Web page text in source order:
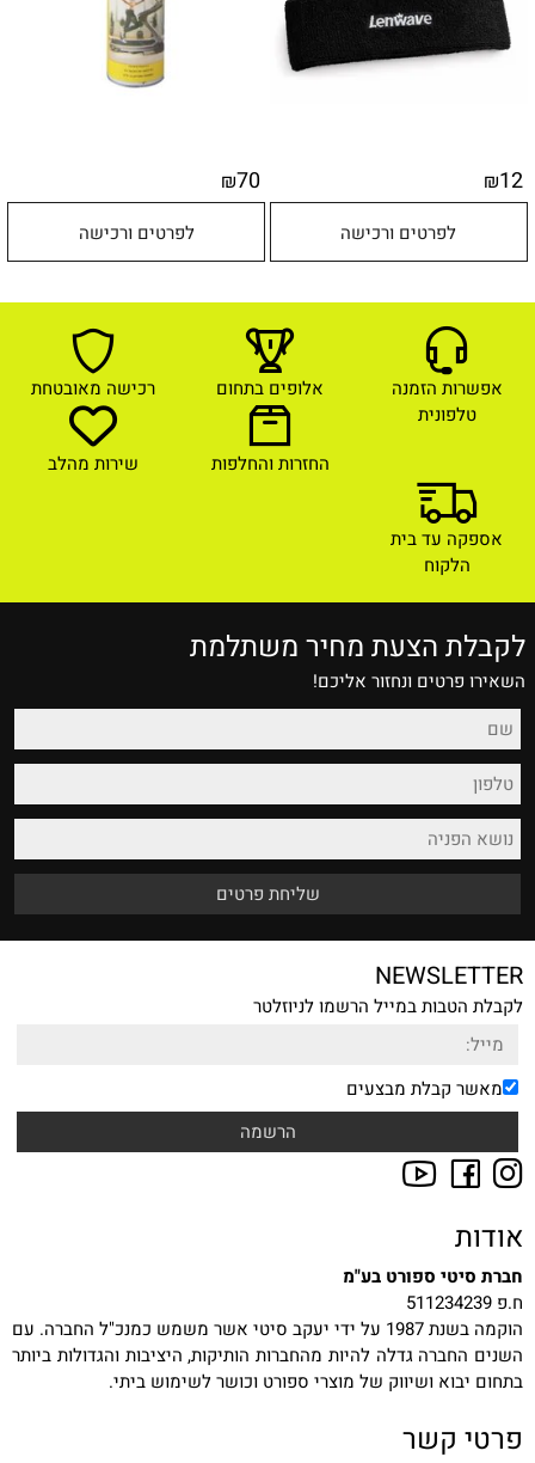
₪12
לפרטים ורכישה
₪70
לפרטים ורכישה
אפשרות הזמנה
טלפונית
אלופים בתחום רכישה מאובטחת
החזרות והחלפות שירות מהלב
אספקה עד בית
הלקוח
לקבלת הצעת מחיר משתלמת
השאירו פרטים ונחזור אליכם!
NEWSLETTER
לקבלת הטבות במייל הרשמו לניוזלטר
מאשר קבלת מבצעים
אודות
חברת סיטי ספורט בע"מ
ח.פ 511234239
הוקמה בשנת 1987 על ידי יעקב סיטי אשר משמש כמנכ"ל החברה. עם
השנים החברה גדלה להיות מהחברות הותיקות, היציבות והגדולות ביותר
בתחום יבוא ושיווק של מוצרי ספורט וכושר לשימוש ביתי.
פרטי קשר